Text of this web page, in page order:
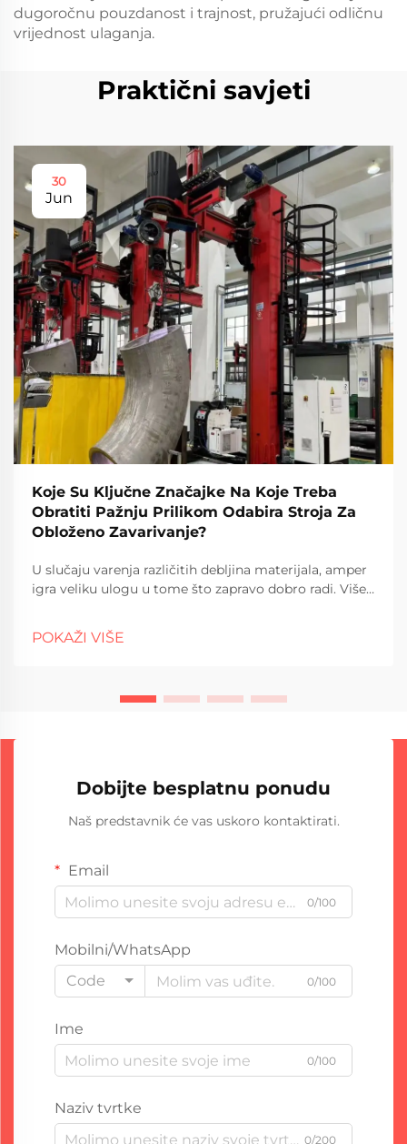
dugoročnu pouzdanost i trajnost, pružajući odličnu
vrijednost ulaganja.
Praktični savjeti
30
Jun
Koje Su Ključne Značajke Na Koje Treba
Obratiti Pažnju Prilikom Odabira Stroja Za
Obloženo Zavarivanje?
U slučaju varenja različitih debljina materijala, amper
igra veliku ulogu u tome što zapravo dobro radi. Više
POKAŽI VIŠE
Dobijte besplatnu ponudu
Naš predstavnik će vas uskoro kontaktirati.
Email
0/100
Mobilni/WhatsApp
Code
0/100
Ime
0/100
Naziv tvrtke
0/200